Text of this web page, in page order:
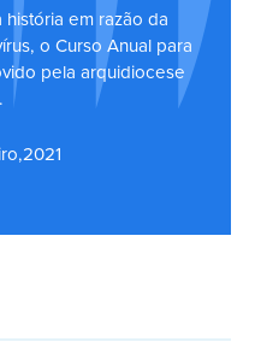
em razão da
o Curso Anual para
pela arquidiocese
,2021